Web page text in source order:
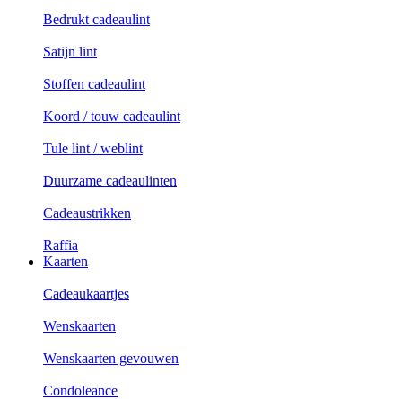
Bedrukt cadeaulint
Satijn lint
Stoffen cadeaulint
Koord / touw cadeaulint
Tule lint / weblint
Duurzame cadeaulinten
Cadeaustrikken
Raffia
Kaarten
Cadeaukaartjes
Wenskaarten
Wenskaarten gevouwen
Condoleance